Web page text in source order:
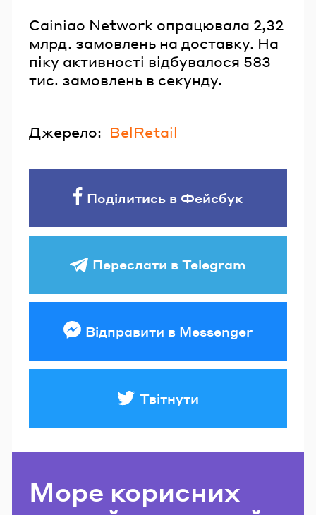
Cainiao Network опрацювала 2,32
млрд. замовлень на доставку. На
піку активності відбувалося 583
тис. замовлень в секунду.
Джерело: BelRetail
Поділитись в Фейсбук
Переслати в Telegram
Відправити в Messenger
Твітнути
Море корисних